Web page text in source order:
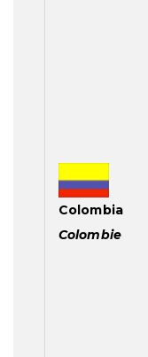
Colombia
Colombie